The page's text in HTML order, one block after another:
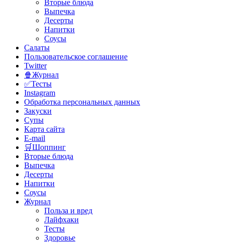
Вторые блюда
Выпечка
Десерты
Напитки
Соусы
Салаты
Пользовательское соглашение
Twitter
🍿Журнал
✅Тесты
Instagram
Обработка персональных данных
Закуски
Супы
Карта сайта
E-mail
🛒Шоппинг
Вторые блюда
Выпечка
Десерты
Напитки
Соусы
Журнал
Польза и вред
Лайфхаки
Тесты
Здоровье